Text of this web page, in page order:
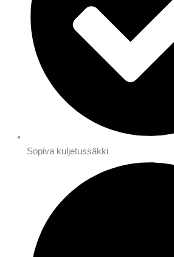
Sopiva kuljetussäkki